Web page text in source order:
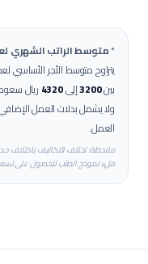
*متوسط الراتب الشهري
يتراوح متوسط الأجر الأساسي
بين3200إلى4320 ريال
ولا يشمل بدلات العمل
العمل.
ملاحظة: تختلف التكاليف باختلاف
ملء نموذج الطلب للحصول على